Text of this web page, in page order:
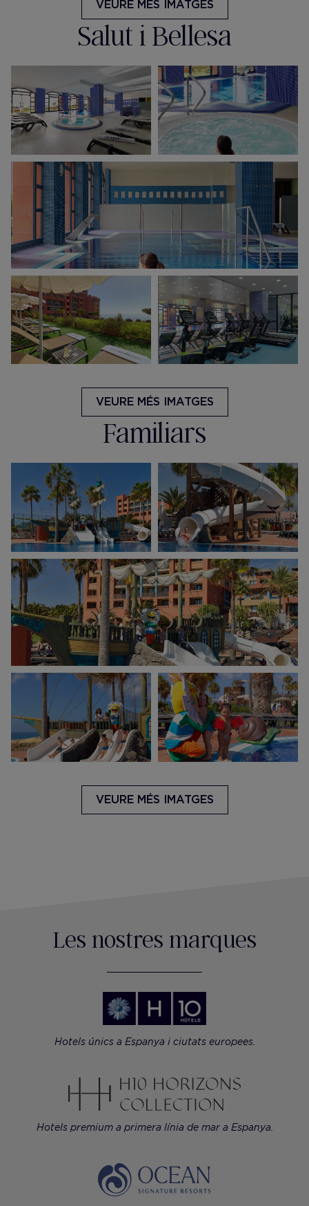
VEURE MÉS IMATGES
Salut i Bellesa
VEURE MÉS IMATGES
Familiars
VEURE MÉS IMATGES
Les nostres marques
Hotels únics a Espanya i ciutats europees.
Hotels premium a primera línia de mar a Espanya.